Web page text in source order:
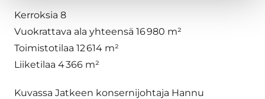
Kerroksia 8
Vuokrattava ala yhteensä 16 980 m²
Toimistotilaa 12 614 m²
Liiketilaa 4 366 m²
Kuvassa Jatkeen konsernijohtaja Hannu